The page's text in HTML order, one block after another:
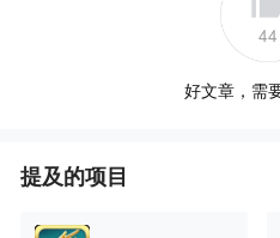
44
好文章，需
提及的项目